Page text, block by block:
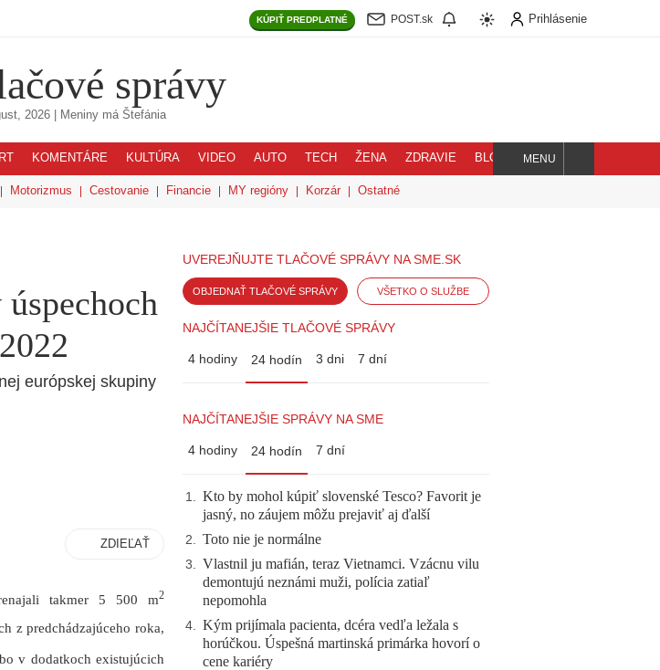
KÚPIŤ PREDPLATNÉ POST.sk Prihlásenie
správy
2026 | Meniny má Štefánia
KOMENTÁRE KULTÚRA VIDEO AUTO TECH ŽENA ZDRAVIE BLOG
Hľadaj
MENU
Motorizmus Cestovanie Financie MY regióny Korzár Ostatné
európskej skupiny
ZDIEĽAŤ
takmer 5 500 m2
z predchádzajúceho roka,
v dodatkoch existujúcich
UVEREJŇUJTE TLAČOVÉ SPRÁVY NA SME.SK
OBJEDNAŤ TLAČOVÉ SPRÁVY VŠETKO O SLUŽBE
NAJČÍTANEJŠIE TLAČOVÉ SPRÁVY
4 hodiny 24 hodín 3 dni 7 dní
NAJČÍTANEJŠIE SPRÁVY NA SME
4 hodiny 24 hodín 7 dní
1. Kto by mohol kúpiť slovenské Tesco? Favorit je
jasný, no záujem môžu prejaviť aj ďalší
2. Toto nie je normálne
3. Vlastnil ju mafián, teraz Vietnamci. Vzácnu vilu
demontujú neznámi muži, polícia zatiaľ
nepomohla
4. Kým prijímala pacienta, dcéra vedľa ležala s
horúčkou. Úspešná martinská primárka hovorí o
cene kariéry